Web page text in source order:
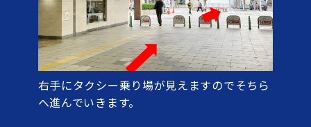
右手にタクシー乗り場が見えますのでそちら
へ進んでいきます。